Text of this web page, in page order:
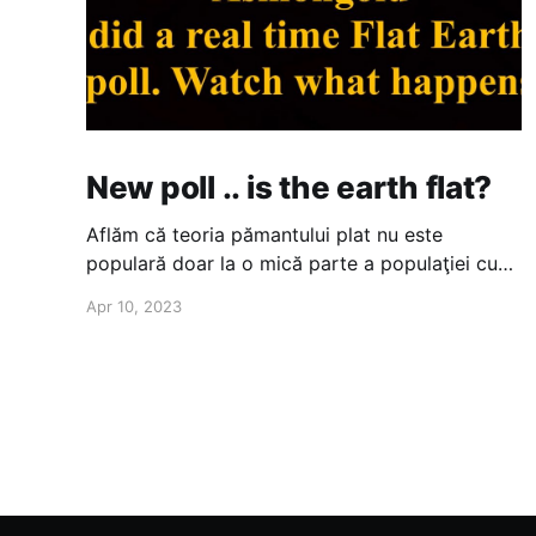
New poll .. is the earth flat?
Aflăm că teoria pămantului plat nu este
populară doar la o mică parte a populaţiei cum
supported!
Apr 10, 2023